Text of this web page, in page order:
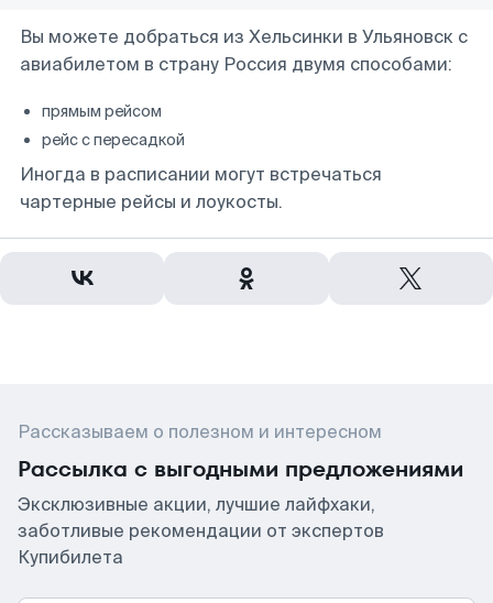
Вы можете добраться из Хельсинки в Ульяновск с
авиабилетом в страну Россия двумя способами:
прямым рейсом
рейс с пересадкой
Иногда в расписании могут встречаться
чартерные рейсы и лоукосты.
Рассказываем о полезном и интересном
Рассылка с выгодными предложениями
Эксклюзивные акции, лучшие лайфхаки,
заботливые рекомендации от экспертов
Купибилета